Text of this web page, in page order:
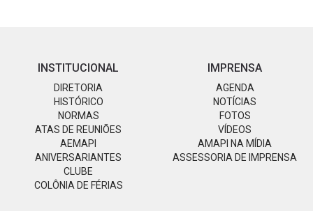
INSTITUCIONAL
DIRETORIA
HISTÓRICO
NORMAS
ATAS DE REUNIÕES
AEMAPI
ANIVERSARIANTES
CLUBE
COLÔNIA DE FÉRIAS
IMPRENSA
AGENDA
NOTÍCIAS
FOTOS
VÍDEOS
AMAPI NA MÍDIA
ASSESSORIA DE IMPRENSA